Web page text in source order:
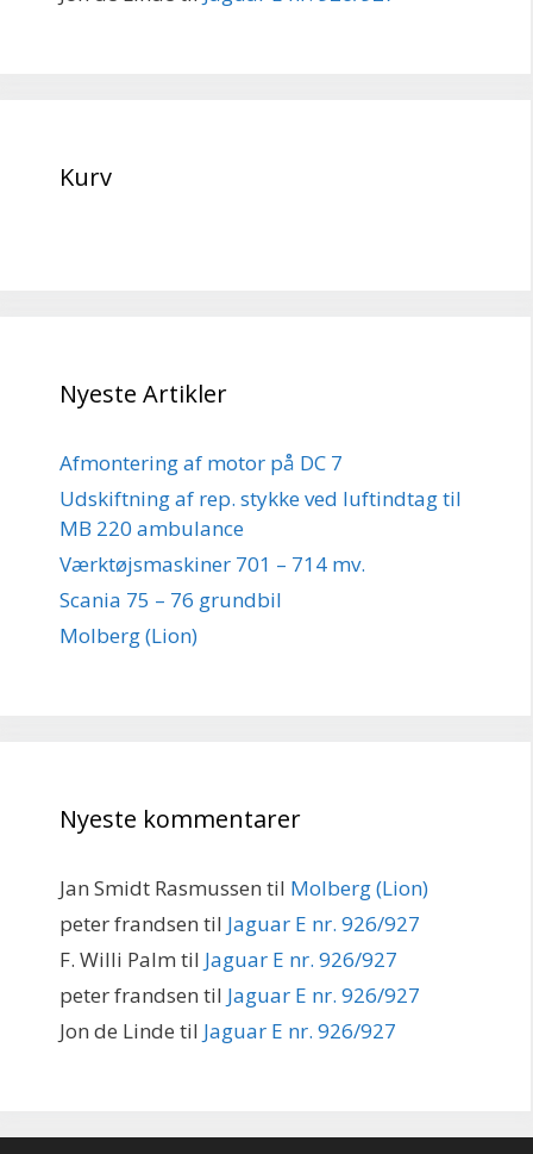
Kurv
Nyeste Artikler
Afmontering af motor på DC 7
Udskiftning af rep. stykke ved luftindtag til
MB 220 ambulance
Værktøjsmaskiner 701 – 714 mv.
Scania 75 – 76 grundbil
Molberg (Lion)
Nyeste kommentarer
Jan Smidt Rasmussen til Molberg (Lion)
peter frandsen til Jaguar E nr. 926/927
F. Willi Palm til Jaguar E nr. 926/927
peter frandsen til Jaguar E nr. 926/927
Jon de Linde til Jaguar E nr. 926/927